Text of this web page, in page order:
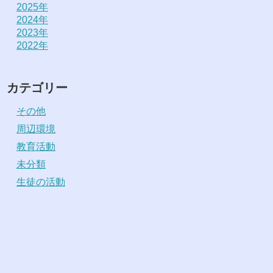
2025年
2024年
2023年
2022年
カテゴリー
その他
周辺環境
教育活動
未分類
生徒の活動